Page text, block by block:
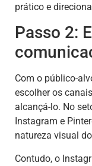
prático e
Passo 2:
Com o público-
escolher os
alcançá-lo. No
Instagram e
natureza visual
Contudo, o